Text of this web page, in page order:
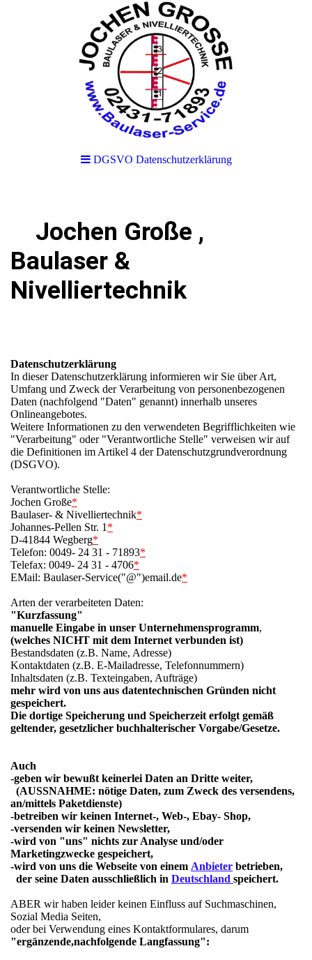
DGSVO Datenschutzerklärung
Jochen Große ,
Baulaser &
Nivelliertechnik
Datenschutzerklärung
In dieser Datenschutzerklärung informieren wir Sie über Art,
Umfang und Zweck der Verarbeitung von personenbezogenen
Daten (nachfolgend "Daten" genannt) innerhalb unseres
Onlineangebotes.
Weitere Informationen zu den verwendeten Begrifflichkeiten wie
"Verarbeitung" oder "Verantwortliche Stelle" verweisen wir auf
die Definitionen im Artikel 4 der Datenschutzgrundverordnung
(DSGVO).
Verantwortliche Stelle:
Jochen Große*
Baulaser- & Nivelliertechnik*
Johannes-Pellen Str. 1 *
D-41844 Wegberg*
Telefon: 0049- 24 31 - 71893*
Telefax: 0049- 24 31 - 4706*
EMail: Baulaser-Service("@")email.de*
Arten der verarbeiteten Daten:
"Kurzfassung"
manuelle Eingabe in unser Unternehmensprogramm,
(welches NICHT mit dem Internet verbunden ist)
Bestandsdaten (z.B. Name, Adresse)
Kontaktdaten (z.B. E-Mailadresse, Telefonnummern)
Inhaltsdaten (z.B. Texteingaben, Aufträge)
mehr wird von uns aus datentechnischen Gründen nicht
gespeichert.
Die dortige Speicherung und Speicherzeit erfolgt gemäß
geltender, gesetzlicher buchhalterischer Vorgabe/Gesetze.
Auch
-geben wir bewußt keinerlei Daten an Dritte weiter,
(AUSSNAHME: nötige Daten, zum Zweck des versendens,
an/mittels Paketdienste)
-betreiben wir keinen Internet-, Web-, Ebay- Shop,
-versenden wir keinen Newsletter,
-wird von "uns" nichts zur Analyse und/oder
Marketingzwecke gespeichert,
-wird von uns die Webseite von einem Anbieter betrieben,
der seine Daten ausschließlich in Deutschland speichert.
ABER wir haben leider keinen Einfluss auf Suchmaschinen,
Sozial Media Seiten,
oder bei Verwendung eines Kontaktformulares, darum
"ergänzende,nachfolgende Langfassung":